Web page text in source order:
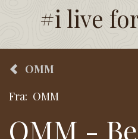
#i live
OMM
Fra: OMM
OMM -